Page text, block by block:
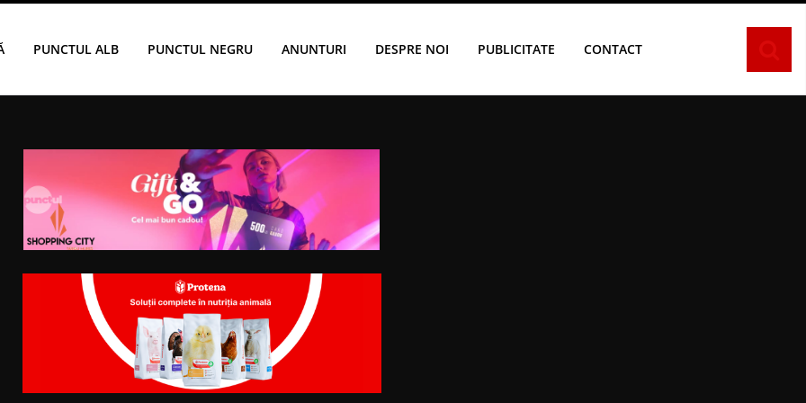
PUNCTUL ALB PUNCTUL NEGRU ANUNTURI DESPRE NOI PUBLICITATE CONTACT